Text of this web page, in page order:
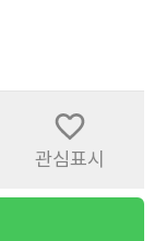
관심표시